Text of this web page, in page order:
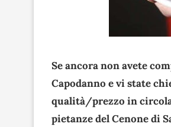
Se ancora non avete
Capodanno e vi state
qualità/prezzo in
pietanze del Cenone di